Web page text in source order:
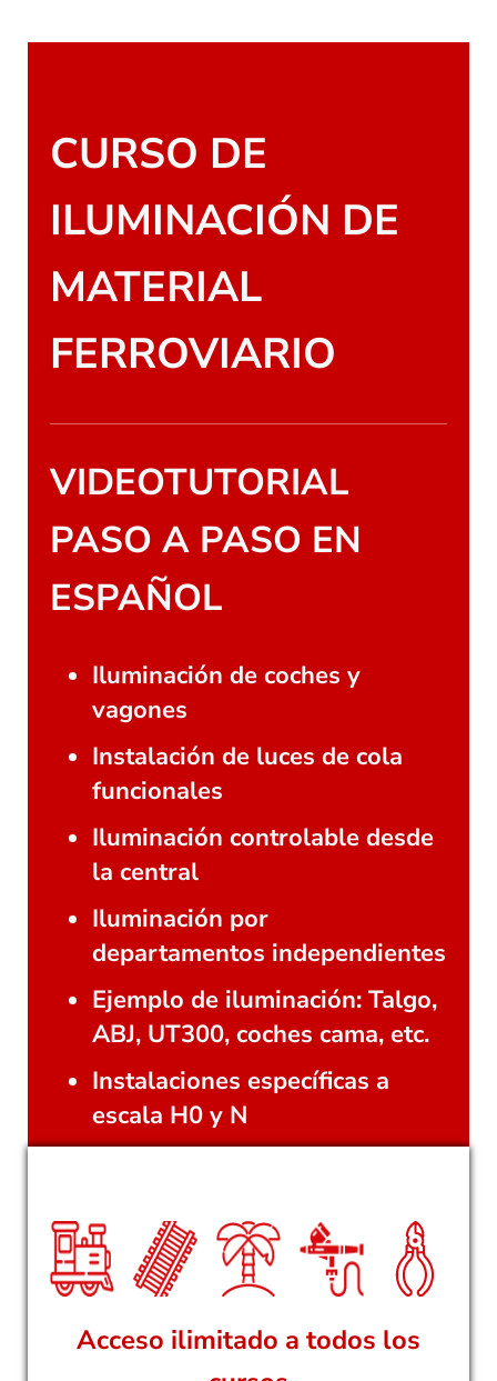
CURSO DE
ILUMINACIÓN DE
MATERIAL
FERROVIARIO
VIDEOTUTORIAL
PASO A PASO EN
ESPAÑOL
Iluminación de coches y
vagones
Instalación de luces de cola
funcionales
Iluminación controlable desde
la central
Iluminación por
departamentos independientes
Ejemplo de iluminación: Talgo,
ABJ, UT300, coches cama, etc.
Instalaciones específicas a
escala H0 y N
Acceso ilimitado a todos los